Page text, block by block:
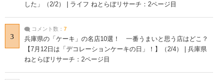
した」（2/2） | ライフ ねとらぼリサーチ：2ページ目
3
コメント数： 7
兵庫県の「ケーキ」の名店10選！ 一番うまいと思う店はどこ？
【7月12日は「デコレーションケーキの日」！】（2/4） | 兵庫県
ねとらぼリサーチ：2ページ目